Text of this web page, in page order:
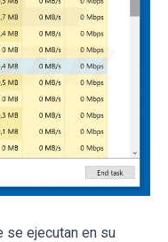
se ejecutan en su